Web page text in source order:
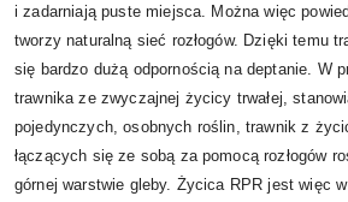
i zadarniają puste miejsca. Można więc
tworzy naturalną sieć rozłogów. Dzięki temu
się bardzo dużą odpornością na deptanie. W
trawnika ze zwyczajnej życicy trwałej,
pojedynczych, osobnych roślin, trawnik z
łączących się ze sobą za pomocą rozłogów
górnej warstwie gleby. Życica RPR jest więc